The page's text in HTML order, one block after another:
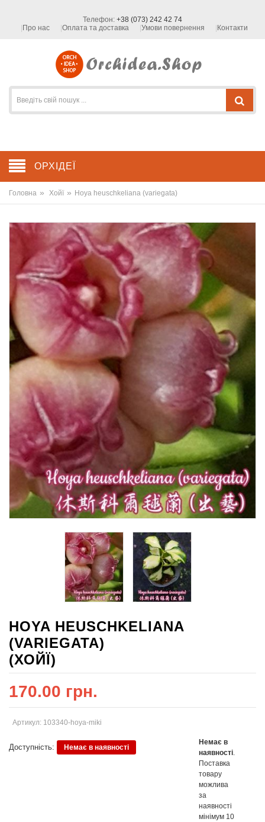
Телефон: +38 (073) 242 42 74
Про нас
Оплата та доставка Умови повернення Контакти
ОРХІДЕЇ
Головна » Хойї » Hoya heuschkeliana (variegata)
HOYA HEUSCHKELIANA
(VARIEGATA)
(ХОЙЇ)
170.00 грн.
Артикул: 103340-hoya-miki
Доступність: Немає в наявності
Немає в
наявності
Поставка
товару
можлива
за
наявності
мінімум 10